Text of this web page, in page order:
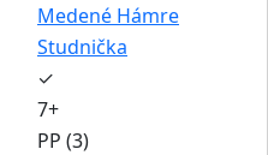
Medené Hámre
Studnička
✓
7+
PP (3)